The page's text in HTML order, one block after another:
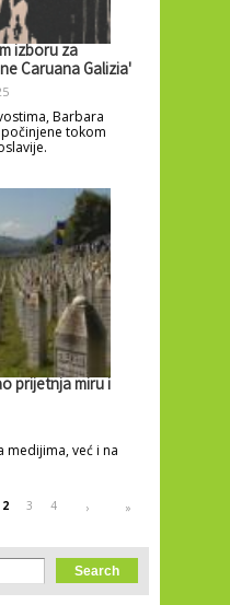
izboru za
Caruana Galizia'
Barbara
tokom
prijetnja miru i
medijima, već i na
2 3 4 › »